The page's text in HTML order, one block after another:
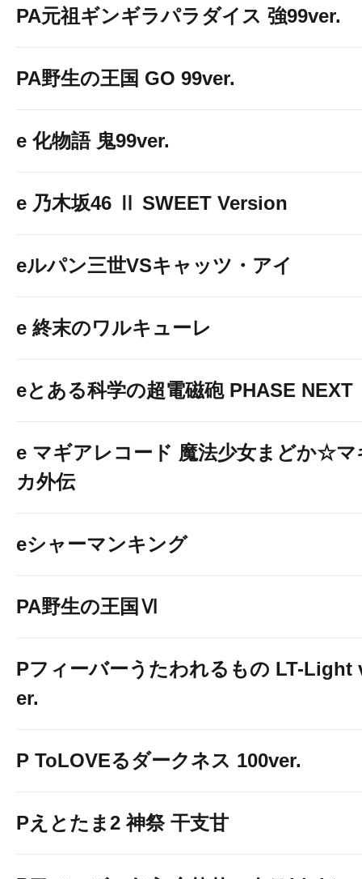
PA元祖ギンギラパラダイス 強99ver.
PA野生の王国 GO 99ver.
e 化物語 鬼99ver.
e 乃木坂46 Ⅱ SWEET Version
eルパン三世VSキャッツ・アイ
e 終末のワルキューレ
eとある科学の超電磁砲 PHASE NEXT
e マギアレコード 魔法少女まどか☆マ
カ外伝
eシャーマンキング
PA野生の王国Ⅵ
Pフィーバーうたわれるもの LT-Light
er.
P ToLOVEるダークネス 100ver.
Pえとたま2 神祭 干支甘